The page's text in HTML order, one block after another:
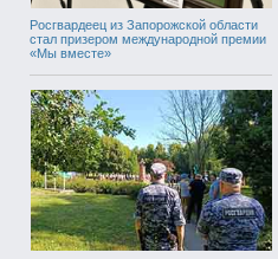
Росгвардеец из Запорожской области
стал призером международной премии
«Мы вместе»